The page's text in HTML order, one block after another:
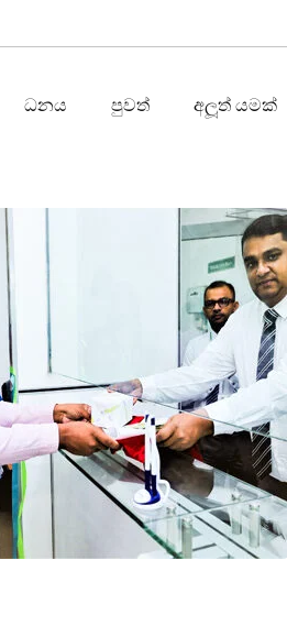
ධනය පුවත් අලූත් යමක්